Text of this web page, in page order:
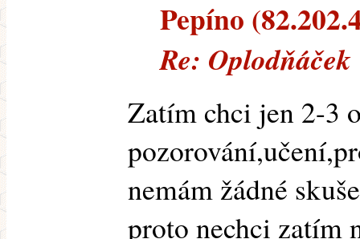
Pepíno
Re: Oplodňáček
Zatím chci jen 2-3
nemám žádné
proto nechci zatím